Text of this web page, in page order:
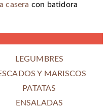
casera con batidora
LEGUMBRES
Y MARISCOS
PATATAS
ENSALADAS